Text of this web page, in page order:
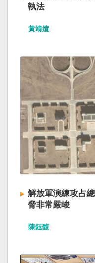
執法
黃靖媗
解放軍演練攻占
脅非常嚴峻
陳鈺馥